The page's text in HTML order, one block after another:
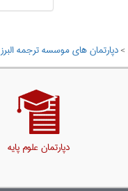
>دپارتمان های موسسه ترجمه البرز
دپارتمان علوم پایه